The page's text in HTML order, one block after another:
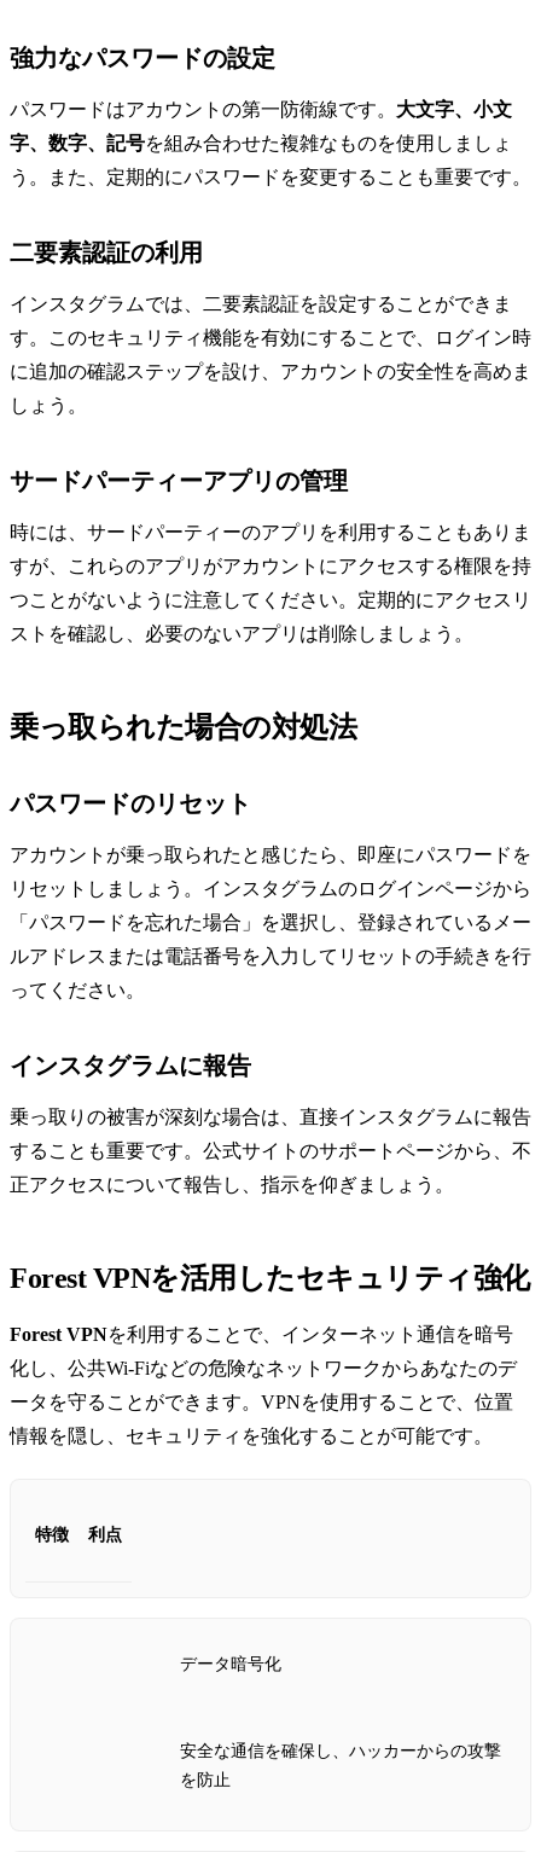
強力なパスワードの設定
パスワードはアカウントの第一防衛線です。 大文字、小文
字、数字、記号を組み合わせた複雑なものを使用しましょ
う。また、定期的にパスワードを変更することも重要です。
二要素認証の利用
インスタグラムでは、二要素認証を設定することができま
す。このセキュリティ機能を有効にすることで、ログイン時
に追加の確認ステップを設け、アカウントの安全性を高めま
しょう。
サードパーティーアプリの管理
時には、サードパーティーのアプリを利用することもありま
すが、これらのアプリがアカウントにアクセスする権限を持
つことがないように注意してください。定期的にアクセスリ
ストを確認し、必要のないアプリは削除しましょう。
乗っ取られた場合の対処法
パスワードのリセット
アカウントが乗っ取られたと感じたら、即座にパスワードを
リセットしましょう。インスタグラムのログインページから
「パスワードを忘れた場合」を選択し、登録されているメー
ルアドレスまたは電話番号を入力してリセットの手続きを行
ってください。
インスタグラムに報告
乗っ取りの被害が深刻な場合は、直接インスタグラムに報告
することも重要です。公式サイトのサポートページから、不
正アクセスについて報告し、指示を仰ぎましょう。
Forest VPNを活用したセキュリティ強化
Forest VPNを利用することで、インターネット通信を暗号
化し、公共Wi-Fiなどの危険なネットワークからあなたのデ
ータを守ることができます。VPNを使用することで、位置
情報を隠し、セキュリティを強化することが可能です。
特徴 利点
データ暗号化
安全な通信を確保し、ハッカーからの攻撃
を防止